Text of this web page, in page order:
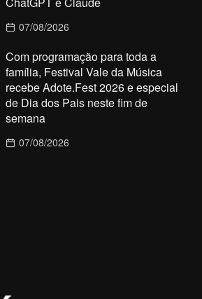
07/08/2026
Com programação para toda a
família, Festival Vale da Música
recebe Adote.Fest 2026 e especial
de Dia dos Pais neste fim de
semana
07/08/2026